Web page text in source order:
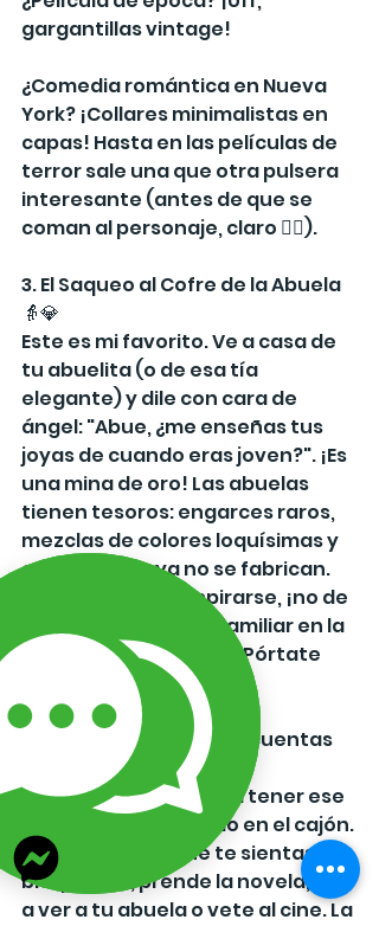
gargantillas vintage!
¿Comedia romántica en Nueva
York? ¡Collares minimalistas en
capas! Hasta en las películas de
terror sale una que otra pulsera
interesante (antes de que se
coman al personaje, claro 🧟‍♀️).
3. El Saqueo al Cofre de la Abuela
👵💎
Este es mi favorito. Ve a casa de
tu abuelita (o de esa tía
elegante) y dile con cara de
ángel: "Abue, ¿me enseñas tus
joyas de cuando eras joven?". ¡Es
una mina de oro! Las abuelas
tienen tesoros: engarces raros,
mezclas de colores loquísimas y
cadenas que ya no se fabrican.
Ojo: Se trata de inspirarse, ¡no de
robarte la herencia familiar en la
bolsa del pantalón! 😂 Pórtate
✨ ¡A trabajar, que esas cuentas
no pagan renta!
Ya no hay excusa para tener ese
material secuestrado en el cajón.
La próxima vez que te sientas
bloqueada, prende la novela, ve
a ver a tu abuela o vete al cine. La